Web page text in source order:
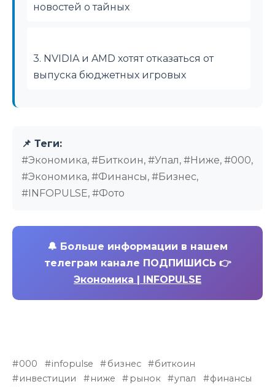
новостей о тайных
3. NVIDIA и AMD хотят отказаться от
выпуска бюджетных игровых
📌 Теги:
#Экономика, #Биткоин, #Упал, #Ниже, #000,
#Экономика, #Финансы, #Бизнес,
#INFOPULSE, #Фото
🔔 Больше информации в нашем
телеграм канале ПОДПИШИСЬ 👉
Экономика | INFOPULSE
000 infopulse бизнес
биткоин
инвестиции
ниже рынок упал
финансы